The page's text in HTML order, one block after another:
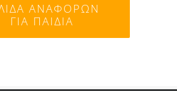
ΑΝΑΦΟΡΏΝ
ΓΙΑ ΠΑΙΔΙΆ